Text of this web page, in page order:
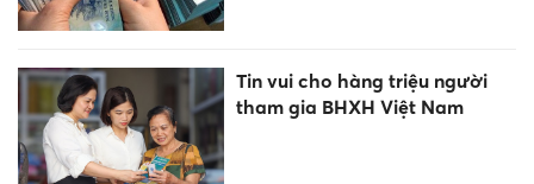
Tin vui cho hàng triệu người
tham gia BHXH Việt Nam